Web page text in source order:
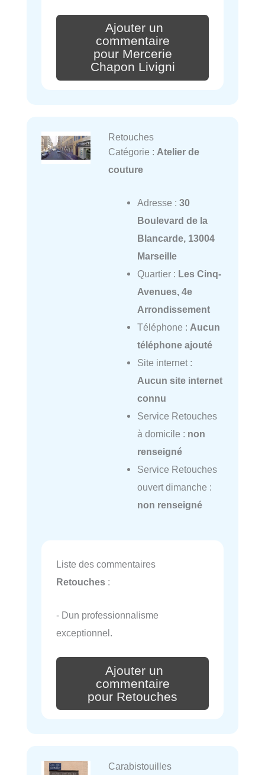
Ajouter un
commentaire
pour Mercerie
Chapon Livigni
Retouches
Catégorie : Atelier de
couture
Adresse : 30
Boulevard de la
Blancarde, 13004
Marseille
Quartier : Les Cinq-
Avenues, 4e
Arrondissement
Téléphone : Aucun
téléphone ajouté
Site internet :
Aucun site internet
connu
Service Retouches
à domicile : non
renseigné
Service Retouches
ouvert dimanche :
non renseigné
Liste des commentaires
Retouches :
- Dun professionnalisme
exceptionnel.
Ajouter un
commentaire
pour Retouches
Carabistouilles